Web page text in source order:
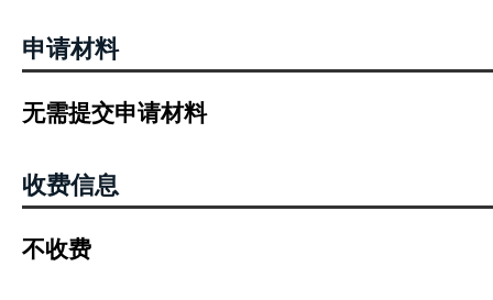
的机关暂定为各市、县（区）发展和改革委员会、产业集聚区及其
要另行申请备案主体资格。项目按属地原则备案，上述备案机关负
关所在地的县（市、区）发展和改革委员会或其他备案机关负责备
案机关申请备案，备案机关不得拒绝。
申请材料
无需提交申请材料
收费信息
不收费